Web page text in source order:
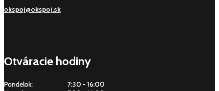
okspoj@okspoj.sk
Otváracie hodiny
Pondelok:
7:30 - 16:00